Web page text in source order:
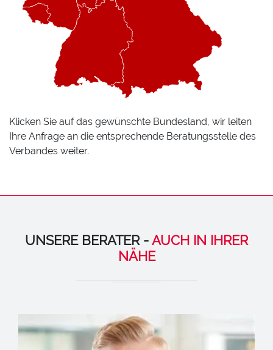
Klicken Sie auf das gewünschte Bundesland, wir leiten
Ihre Anfrage an die entsprechende Beratungsstelle des
Verbandes weiter.
UNSERE BERATER -AUCH IN IHRER
NÄHE